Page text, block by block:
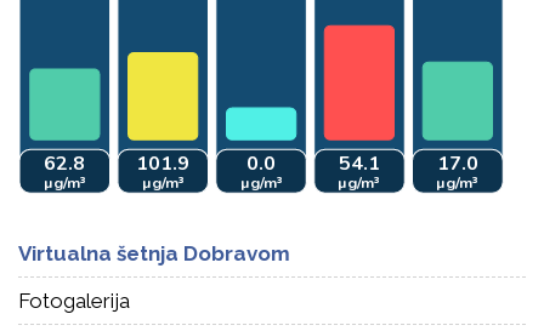
Virtualna šetnja Dobravom
Fotogalerija